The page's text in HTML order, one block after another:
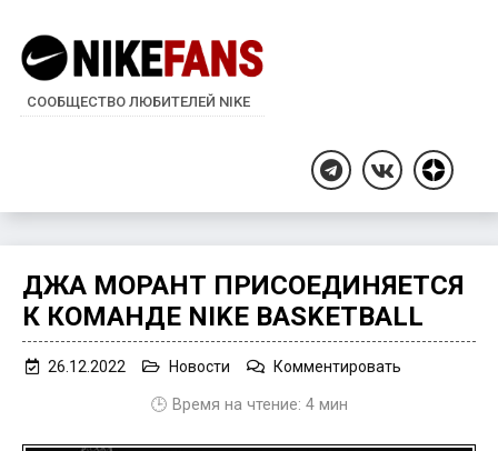
СООБЩЕСТВО ЛЮБИТЕЛЕЙ NIKE
TelegramВКонтакте
Дзен
ДЖА МОРАНТ ПРИСОЕДИНЯЕТСЯ
К КОМАНДЕ NIKE BASKETBALL
26.12.2022 Новости Комментировать
🕒 Время на чтение: 4 мин